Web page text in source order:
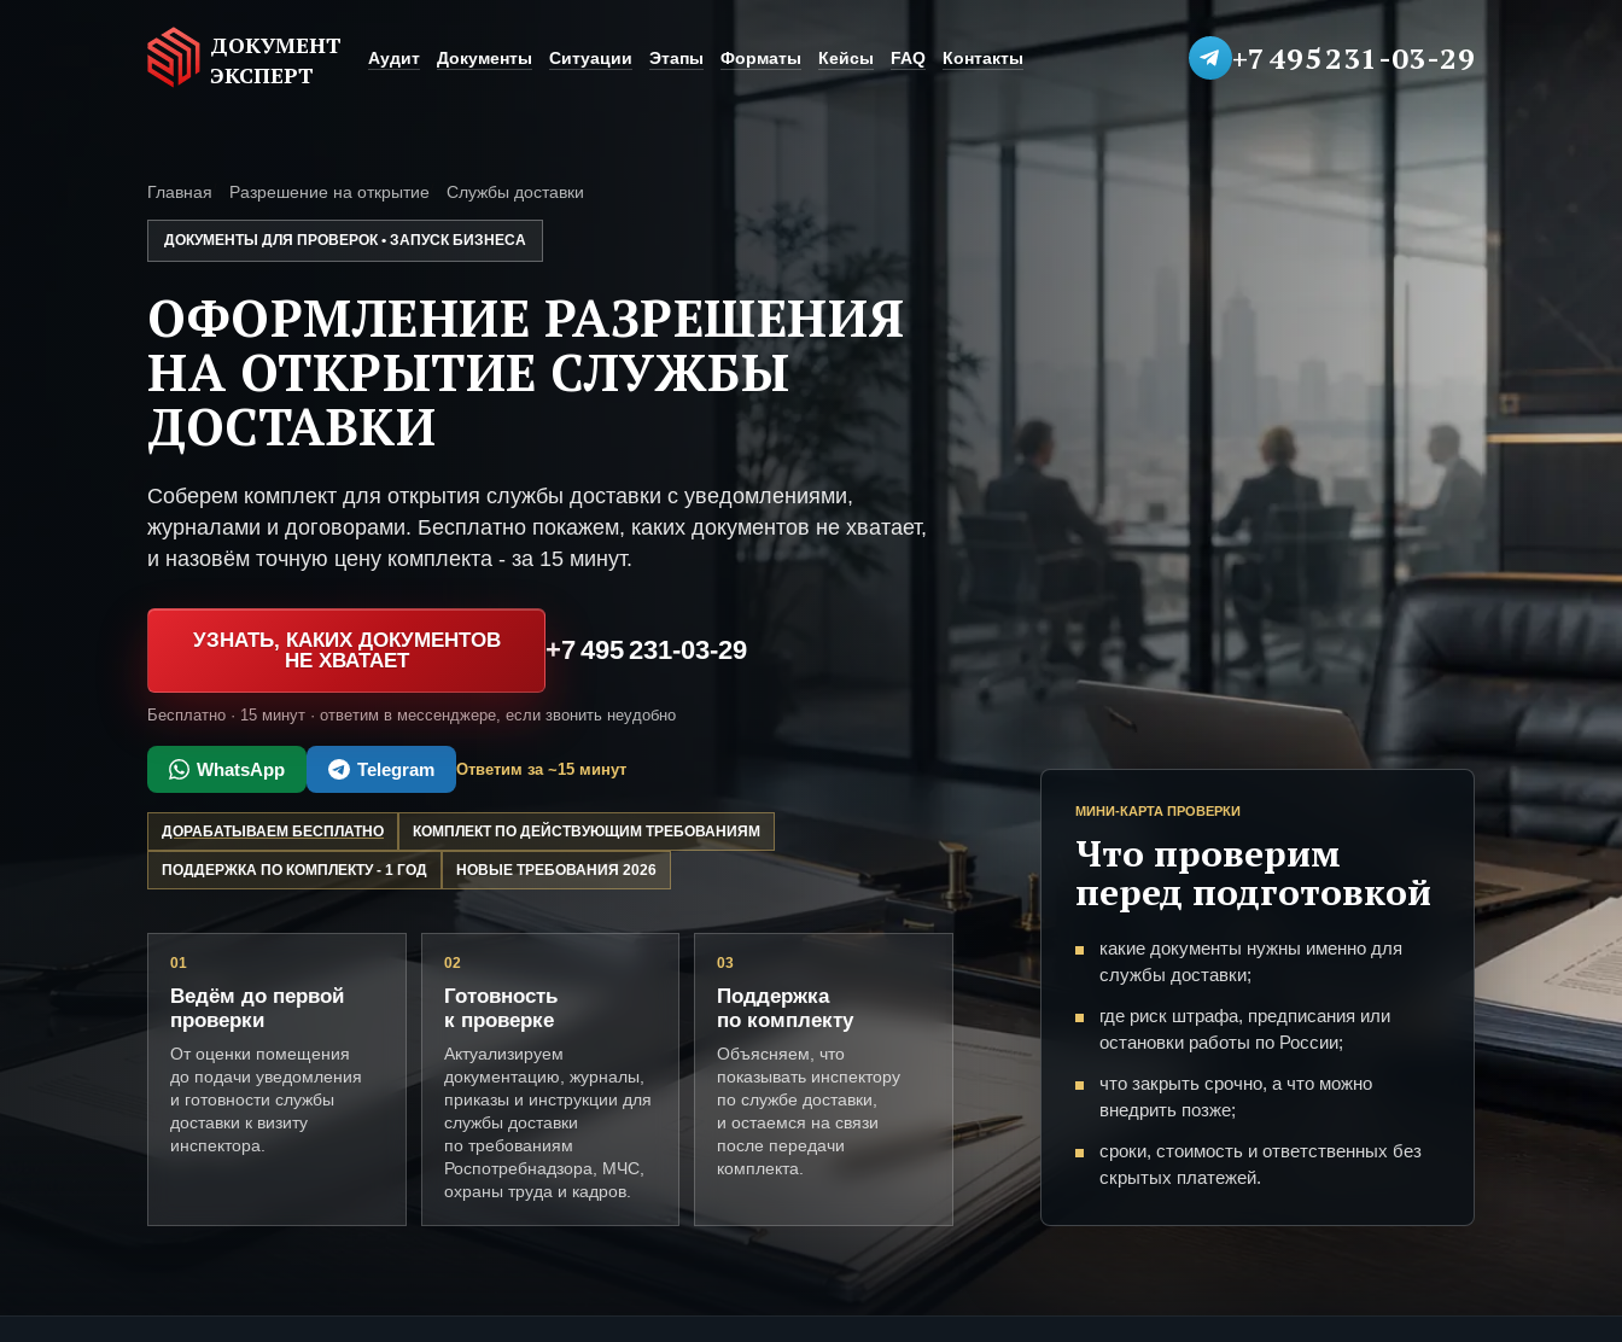
ДОКУМЕНТ
ЭКСПЕРТ
Аудит Документы Ситуации Этапы Форматы Кейсы FAQ Контакты +7 495 231-03-29
Главная Разрешение на открытие Службы доставки
ДОКУМЕНТЫ ДЛЯ ПРОВЕРОК • ЗАПУСК БИЗНЕСА
ОФОРМЛЕНИЕ РАЗРЕШЕНИЯ
НА ОТКРЫТИЕ СЛУЖБЫ
ДОСТАВКИ
Соберем комплект для открытия службы доставки с уведомлениями,
журналами и договорами. Бесплатно покажем, каких документов не хватает,
и назовём точную цену комплекта - за 15 минут.
УЗНАТЬ, КАКИХ ДОКУМЕНТОВ
НЕ ХВАТАЕТ
+7 495 231-03-29
Бесплатно · 15 минут · ответим в мессенджере, если звонить неудобно
WhatsApp Telegram Ответим за ~15 минут
ДОРАБАТЫВАЕМ БЕСПЛАТНО КОМПЛЕКТ ПО ДЕЙСТВУЮЩИМ ТРЕБОВАНИЯМ
ПОДДЕРЖКА ПО КОМПЛЕКТУ - 1 ГОД НОВЫЕ ТРЕБОВАНИЯ 2026
01
Ведём до первой
проверки
От оценки помещения
до подачи уведомления
и готовности службы
доставки к визиту
инспектора.
02
Готовность
к проверке
Актуализируем
документацию, журналы,
приказы и инструкции для
службы доставки
по требованиям
Роспотребнадзора, МЧС,
охраны труда и кадров.
03
Поддержка
по комплекту
Объясняем, что
показывать инспектору
по службе доставки,
и остаемся на связи
после передачи
комплекта.
МИНИ-КАРТА ПРОВЕРКИ
Что проверим
перед подготовкой
какие документы нужны именно для
службы доставки;
где риск штрафа, предписания или
остановки работы по России;
что закрыть срочно, а что можно
внедрить позже;
сроки, стоимость и ответственных без
скрытых платежей.